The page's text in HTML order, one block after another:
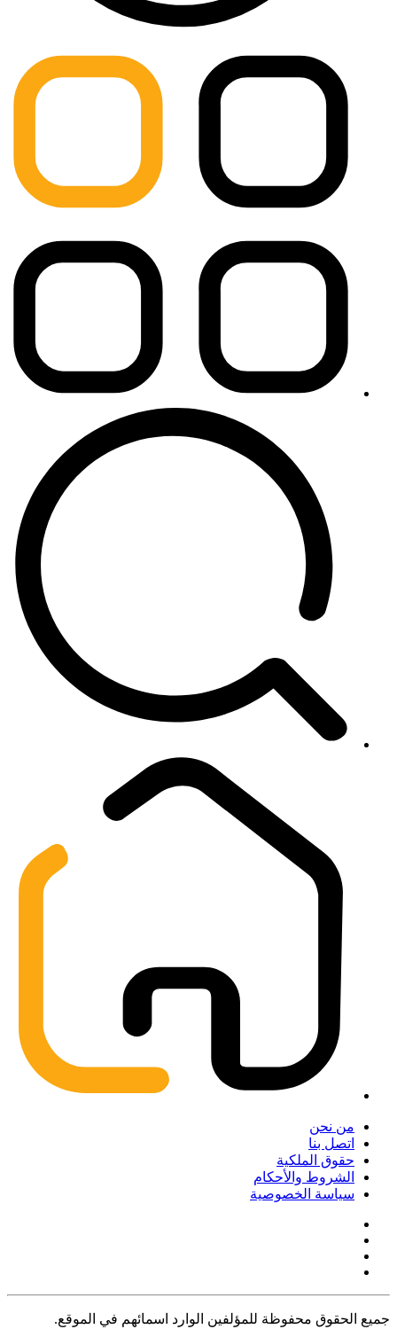
من نحن
اتصل بنا
حقوق الملكية
الشروط والأحكام
سياسة الخصوصية
جميع الحقوق محفوظة للمؤلفين الوارد اسمائهم في الموقع.